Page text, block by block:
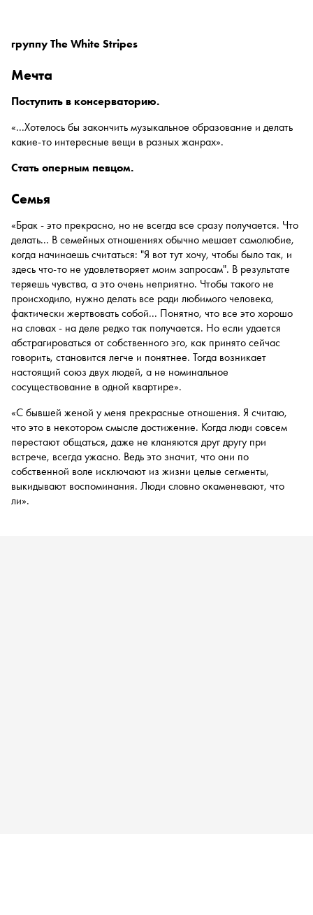
группу The White Stripes
мечта
Поступить в консерваторию.
«...Хотелось бы закончить музыкальное образование и делать
какие-то интересные вещи в разных жанрах».
Стать оперным певцом.
семья
«Брак - это прекрасно, но не всегда все сразу получается. Что
делать... В семейных отношениях обычно мешает самолюбие,
когда начинаешь считаться: "Я вот тут хочу, чтобы было так, и
здесь что-то не удовлетворяет моим запросам". В результате
теряешь чувства, а это очень неприятно. Чтобы такого не
происходило, нужно делать все ради любимого человека,
фактически жертвовать собой... Понятно, что все это хорошо
на словах - на деле редко так получается. Но если удается
абстрагироваться от собственного эго, как принято сейчас
говорить, становится легче и понятнее. Тогда возникает
настоящий союз двух людей, а не номинальное
сосуществование в одной квартире».
«С бывшей женой у меня прекрасные отношения. Я считаю,
что это в некотором смысле достижение. Когда люди совсем
перестают общаться, даже не кланяются друг другу при
встрече, всегда ужасно. Ведь это значит, что они по
собственной воле исключают из жизни целые сегменты,
выкидывают воспоминания. Люди словно окаменевают, что
ли».